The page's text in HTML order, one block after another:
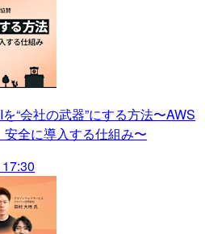
“会社の武器”にする方法〜AWS
全に導入する仕組み〜